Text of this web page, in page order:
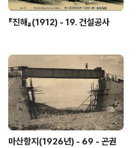
『진해』(1912) - 19. 건설공사
마산항지(1926년) - 69 - 곤권